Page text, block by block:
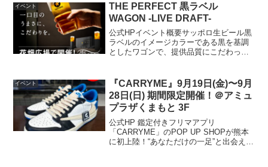
イベント
THE PERFECT 黒ラベル
WAGON -LIVE DRAFT-
公式HPイベント概要サッポロ生ビール黒
ラベルのイメージカラーである黒を基調
としたワゴンで、提供品質にこだわった
ベル WAGON」の車内に入り込み暗転し
た静かな...
イベント
『CARRYME』9月19日(金)〜9月
28日(日) 期間限定開催！＠アミュ
プラザくまもと 3F
公式HP 鑑定付きフリマアプリ
「CARRYME」のPOP UP SHOPが熊本
に初上陸！“あなただけの一足”と出会える